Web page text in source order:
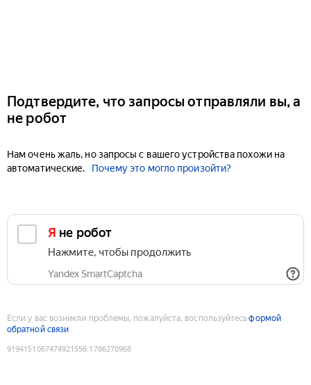
Подтвердите, что запросы отправляли вы, а
не робот
Нам очень жаль, но запросы с вашего устройства похожи на
автоматические.
Почему это могло произойти?
Я не робот
Нажмите, чтобы продолжить
Yandex SmartCaptcha
Если у вас возникли проблемы, пожалуйста, воспользуйтесьформой
обратной связи
9194151067474921556:1786270968